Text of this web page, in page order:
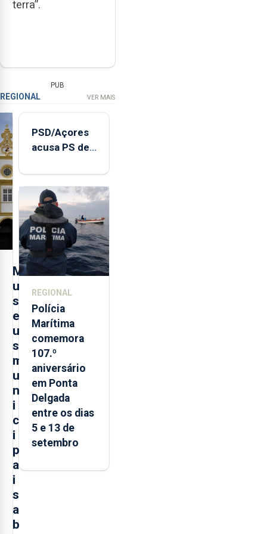
terra”.
PUB
REGIONAL VER MAIS
M
u
s
e
u
s
m
u
n
i
c
i
p
a
i
s
a
b
PSD/Açores
acusa PS de
contraditória"
sobre
evolução
turística
REGIONAL
Polícia
Marítima
comemora
107.º
aniversário
em Ponta
Delgada
entre os dias
5 e 13 de
setembro